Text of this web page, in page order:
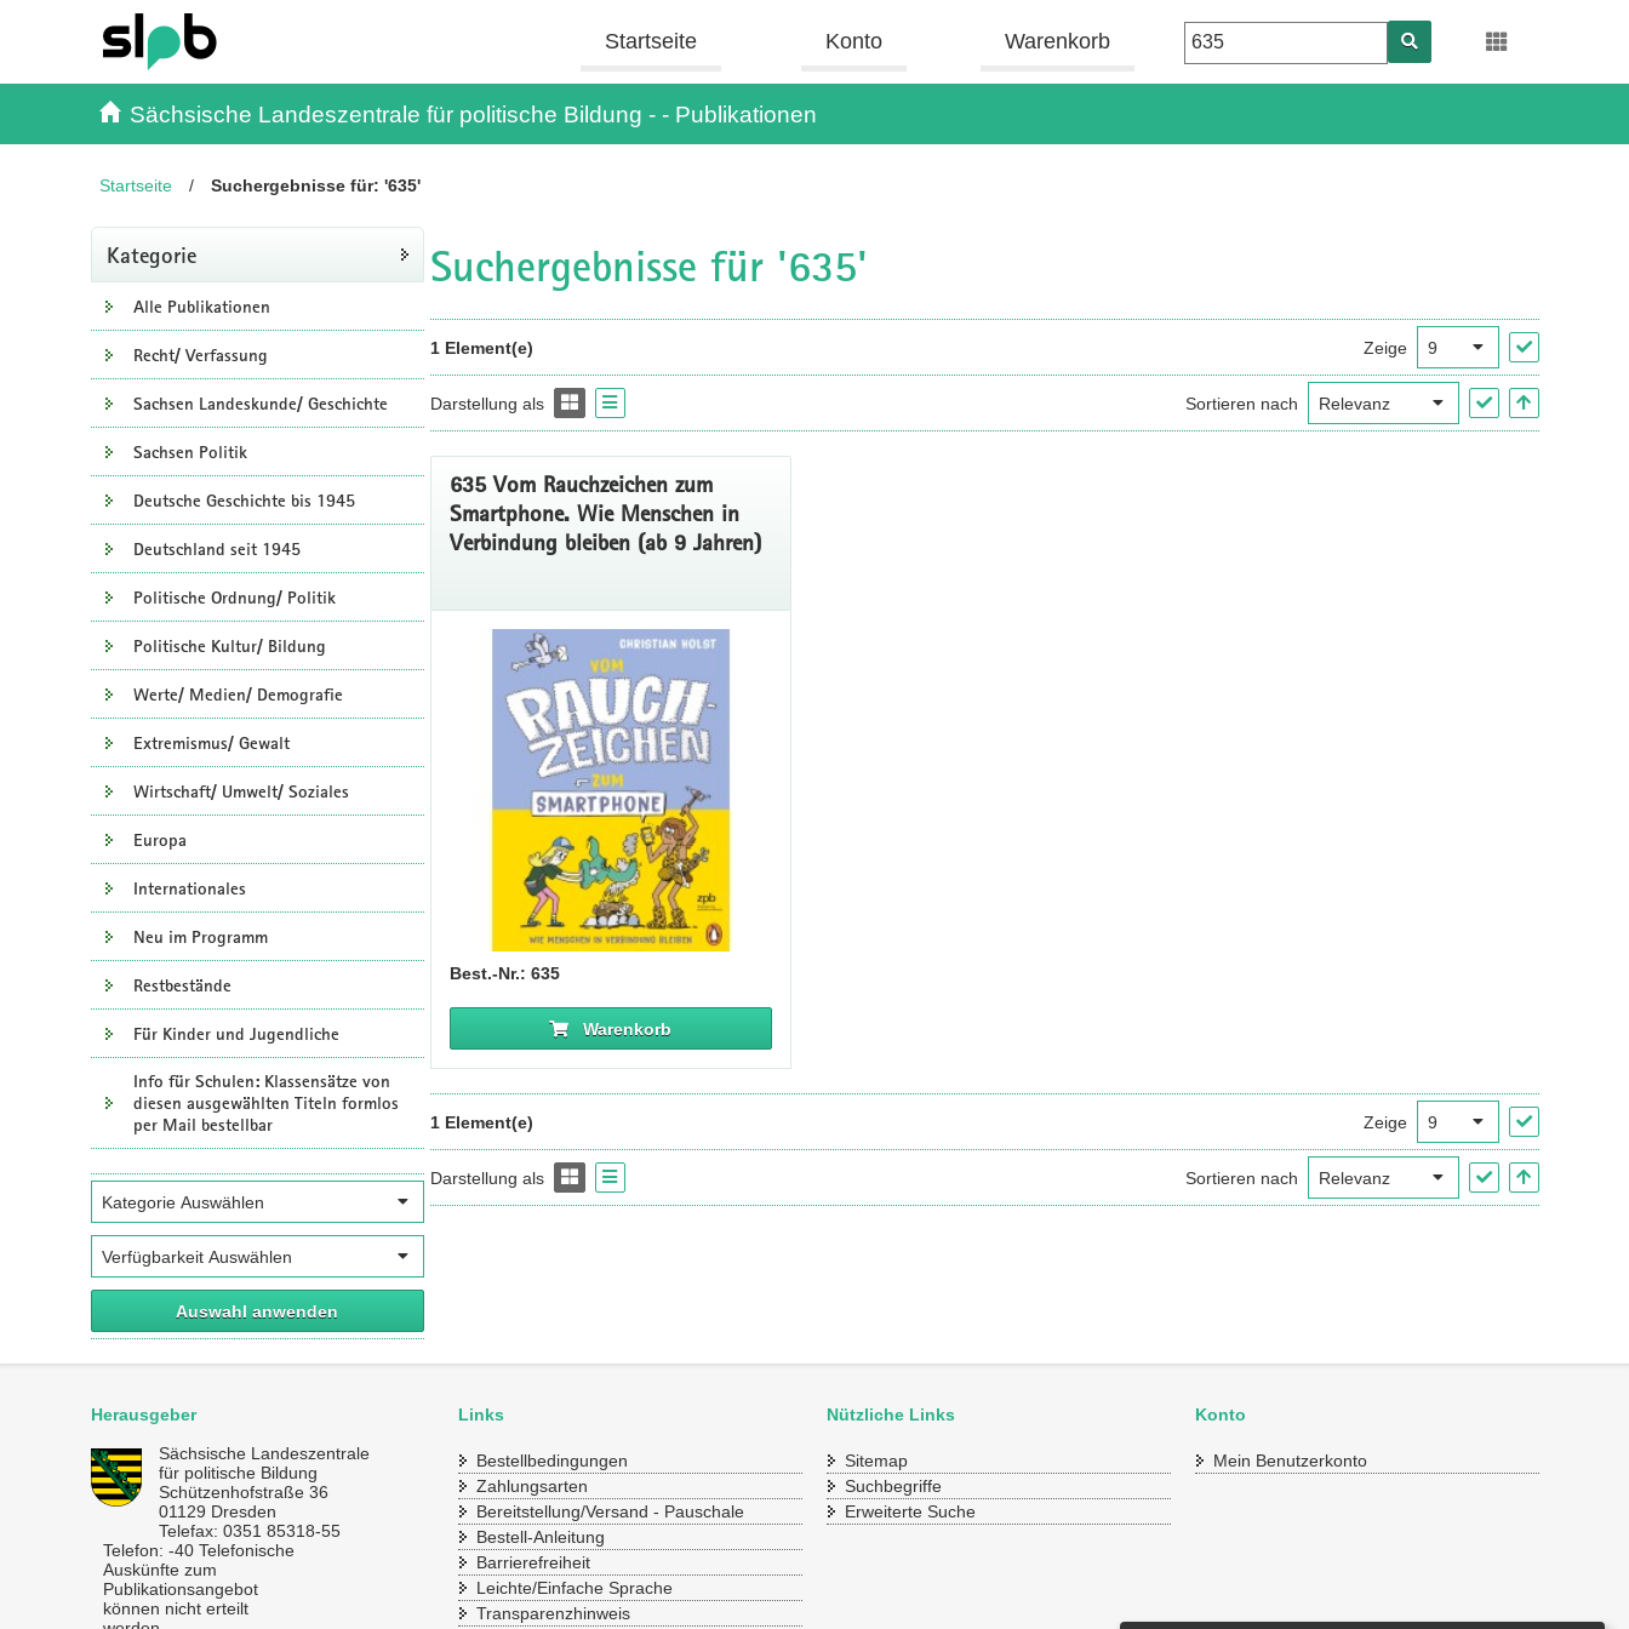
Inhalt
Kundenmenü
Suche
Servicemenü Startseite Konto Warenkorb
Sächsische Landeszentrale für politische Bildung - - Publikationen
Startseite / Suchergebnisse für: '635'
Kategorie
Alle Publikationen
Recht/ Verfassung
Sachsen Landeskunde/ Geschichte
Sachsen Politik
Deutsche Geschichte bis 1945
Deutschland seit 1945
Politische Ordnung/ Politik
Politische Kultur/ Bildung
Werte/ Medien/ Demografie
Extremismus/ Gewalt
Wirtschaft/ Umwelt/ Soziales
Europa
Internationales
Neu im Programm
Restbestände
Für Kinder und Jugendliche
Info für Schulen: Klassensätze von
diesen ausgewählten Titeln formlos
per Mail bestellbar
Auswahl anwenden
Suchergebnisse für '635'
1 Element(e) Zeige
Darstellung als Sortieren nach
635 Vom Rauchzeichen zum
Smartphone. Wie Menschen in
Verbindung bleiben (ab 9 Jahren)
Best.-Nr.: 635
Warenkorb
1 Element(e) Zeige
Darstellung als Sortieren nach
Herausgeber
Sächsische Landeszentrale
für politische Bildung
Schützenhofstraße 36
01129 Dresden
Telefax: 0351 85318-55
Telefon: -40 Telefonische
Auskünfte zum
Publikationsangebot
können nicht erteilt
Links
Bestellbedingungen
Zahlungsarten
Bereitstellung/Versand - Pauschale
Bestell-Anleitung
Barrierefreiheit
Leichte/Einfache Sprache
Transparenzhinweis
Nützliche Links
Sitemap
Suchbegriffe
Erweiterte Suche
Konto
Mein Benutzerkonto